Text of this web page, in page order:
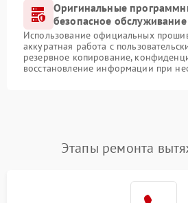
Оригинальные
безопасное
Использование официальных
аккуратная работа с
резервное копирование,
восстановление информации при
Этапы ремонта